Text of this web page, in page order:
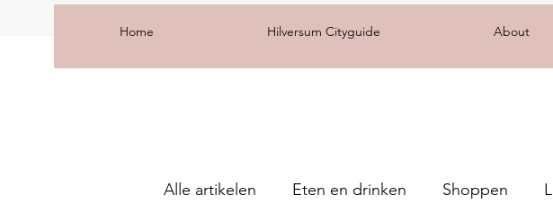
Home Hilversum Cityguide About
Alle artikelen Eten en drinken Shoppen